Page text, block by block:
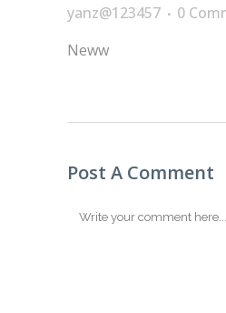
yanz@123457
0
Neww
Post A Comment